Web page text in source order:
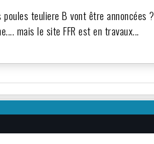
teuliere B vont être annoncées ?
mais le site FFR est en travaux...